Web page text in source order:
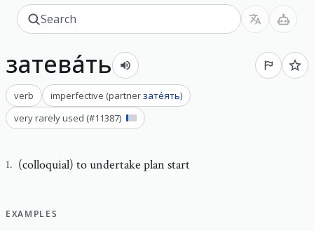
затева́ть
verb imperfective (partnerзате́ять)
very rarely used (#11387)
1. (colloquial) to undertake plan start
EXAMPLES